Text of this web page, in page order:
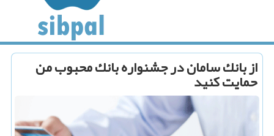
از بانك سامان در جشنواره بانك محبوب من
حمایت كنید